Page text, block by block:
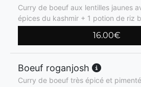
Curry de boeuf aux lentilles jaunes
épices du kashmir + 1 potion de riz
16.00€
Boeuf roganjosh
Curry de boeuf très épicé et